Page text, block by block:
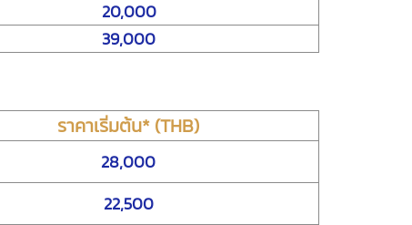
20,000
39,000
ราคาเริ่มต้น* (THB)
28,000
22,500